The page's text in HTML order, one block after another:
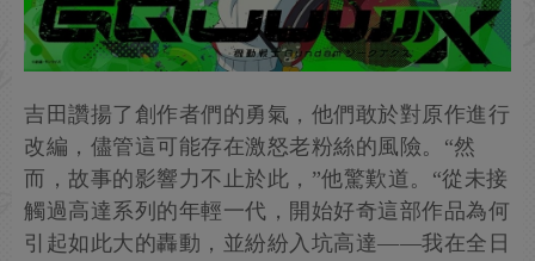
吉田讚揚了創作者們的勇氣，他們敢於對原作進行
改編，儘管這可能存在激怒老粉絲的風險。“然
而，故事的影響力不止於此，”他驚歎道。“從未接
觸過高達系列的年輕一代，開始好奇這部作品為何
引起如此大的轟動，並紛紛入坑高達——我在全日